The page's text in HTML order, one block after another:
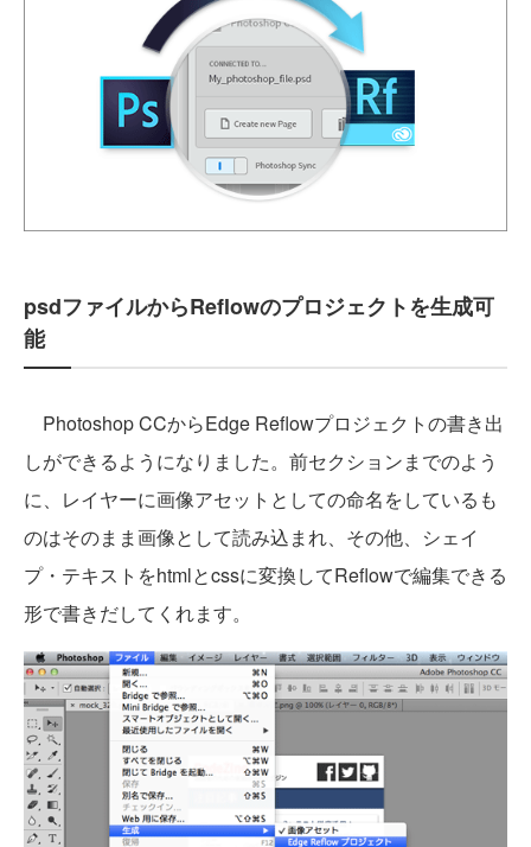
psdファイルからReflowのプロジェクトを生成可
能
Photoshop CCからEdge Reflowプロジェクトの書き出
しができるようになりました。前セクションまでのよう
に、レイヤーに画像アセットとしての命名をしているも
のはそのまま画像として読み込まれ、その他、シェイ
プ・テキストをhtmlとcssに変換してReflowで編集できる
形で書きだしてくれます。